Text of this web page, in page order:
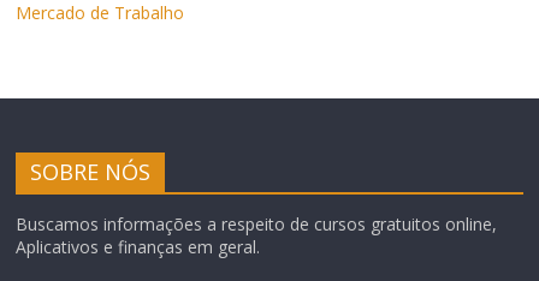
Mercado de Trabalho
SOBRE NÓS
Buscamos informações a respeito de cursos gratuitos online,
Aplicativos e finanças em geral.